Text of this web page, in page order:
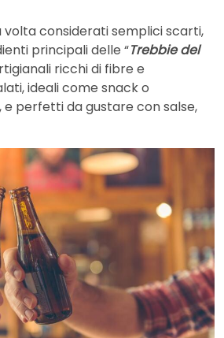
volta considerati semplici scarti,
principali delle “Trebbie del
ricchi di fibre e
ideali come snack o
perfetti da gustare con salse,